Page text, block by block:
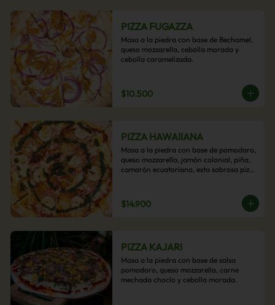
PIZZA FUGAZZA
Masa a la piedra con base de Bechamel,
queso mozzarella, cebolla morada y
cebolla caramelizada.
$10.500
PIZZA HAWAIIANA
Masa a la piedra con base de pomodoro,
queso mozzarella, jamón colonial, piña,
camarón ecuatoriano, esta sabrosa pizza
$14.900
PIZZA KAJARI
Masa a la piedra con base de salsa
pomodoro, queso mozzarella, carne
mechada choclo y cebolla morada.